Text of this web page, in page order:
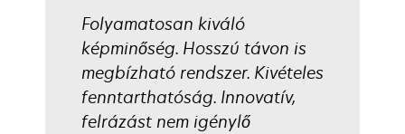
Folyamatosan kiváló
képminőség. Hosszú távon is
megbízható rendszer. Kivételes
fenntarthatóság. Innovatív,
felrázást nem igénylő